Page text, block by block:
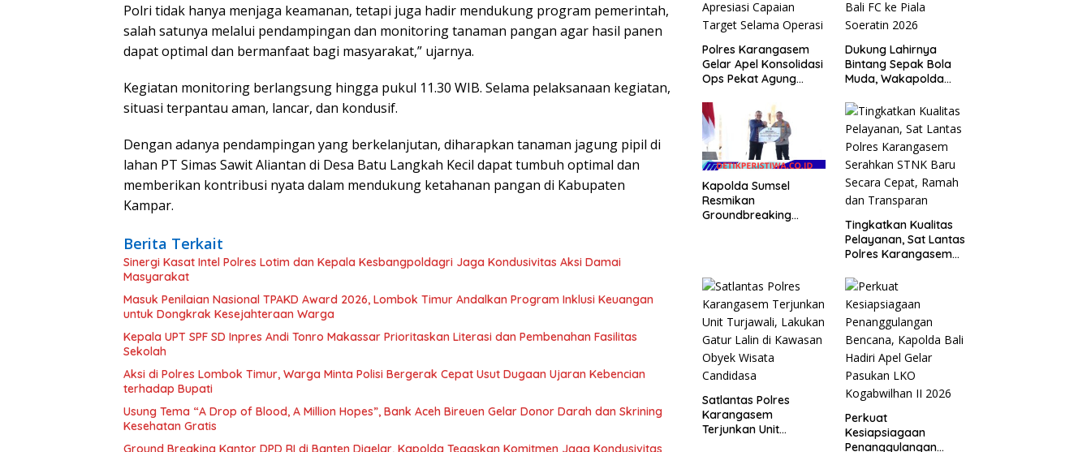
Polri tidak hanya menjaga keamanan, tetapi juga hadir mendukung program pemerintah,
salah satunya melalui pendampingan dan monitoring tanaman pangan agar hasil panen
dapat optimal dan bermanfaat bagi masyarakat,” ujarnya.
Kegiatan monitoring berlangsung hingga pukul 11.30 WIB. Selama pelaksanaan kegiatan,
situasi terpantau aman, lancar, dan kondusif.
Dengan adanya pendampingan yang berkelanjutan, diharapkan tanaman jagung pipil di
lahan PT Simas Sawit Aliantan di Desa Batu Langkah Kecil dapat tumbuh optimal dan
memberikan kontribusi nyata dalam mendukung ketahanan pangan di Kabupaten
Kampar.
Berita Terkait
Sinergi Kasat Intel Polres Lotim dan Kepala Kesbangpoldagri Jaga Kondusivitas Aksi Damai
Masyarakat
Masuk Penilaian Nasional TPAKD Award 2026, Lombok Timur Andalkan Program Inklusi Keuangan
untuk Dongkrak Kesejahteraan Warga
Kepala UPT SPF SD Inpres Andi Tonro Makassar Prioritaskan Literasi dan Pembenahan Fasilitas
Sekolah
Aksi di Polres Lombok Timur, Warga Minta Polisi Bergerak Cepat Usut Dugaan Ujaran Kebencian
terhadap Bupati
Usung Tema “A Drop of Blood, A Million Hopes”, Bank Aceh Bireuen Gelar Donor Darah dan Skrining
Kesehatan Gratis
Ground Breaking Kantor DPD RI di Banten Digelar, Kapolda Tegaskan Komitmen Jaga Kondusivitas
Polres Karangasem
Gelar Apel Konsolidasi
Ops Pekat Agung
Berikan Apresiasi
Capaian Target
Selama Operasi
Dukung Lahirnya
Bintang Sepak Bola
Muda, Wakapolda
Bali FC ke Piala
Soeratin 2026
Kapolda Sumsel
Resmikan
Groundbreaking
Tingkatkan Kualitas
Pelayanan, Sat Lantas
Polres Karangasem
Secara Cepat, Ramah
dan Transparan
Satlantas Polres
Karangasem
Terjunkan Unit
Perkuat
Kesiapsiagaan
Penanggulangan